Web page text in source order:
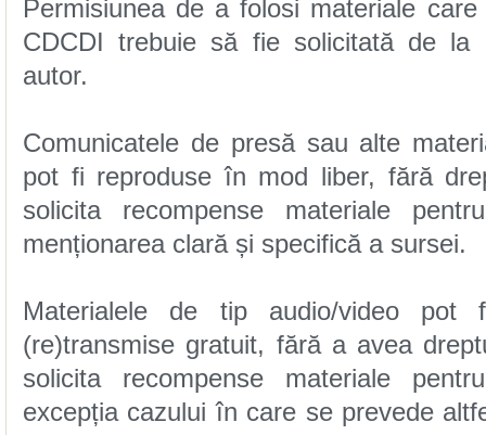
autor.
menționarea clară și specifică a sursei.